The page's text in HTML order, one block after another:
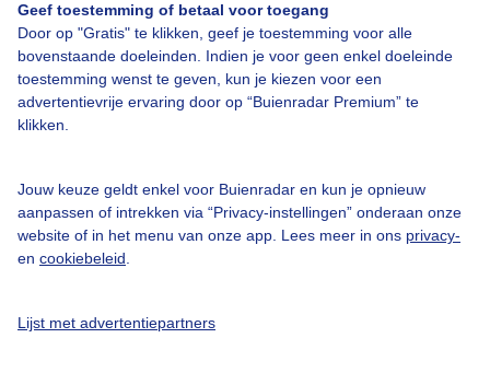
Geef toestemming of betaal voor toegang
Door op "Gratis" te klikken, geef je toestemming voor alle
bovenstaande doeleinden. Indien je voor geen enkel doeleinde
toestemming wenst te geven, kun je kiezen voor een
advertentievrije ervaring door op “Buienradar Premium” te
klikken.
Jouw keuze geldt enkel voor Buienradar en kun je opnieuw
aanpassen of intrekken via “Privacy-instellingen” onderaan onze
website of in het menu van onze app. Lees meer in ons privacy-
en cookiebeleid
Lijst met advertentiepartners
Contact
Toegankelijkheid
Gebruikersvoorwaarden
Buienradar Team
Privacy beleid
Cookie beleid
Gratis weerdata